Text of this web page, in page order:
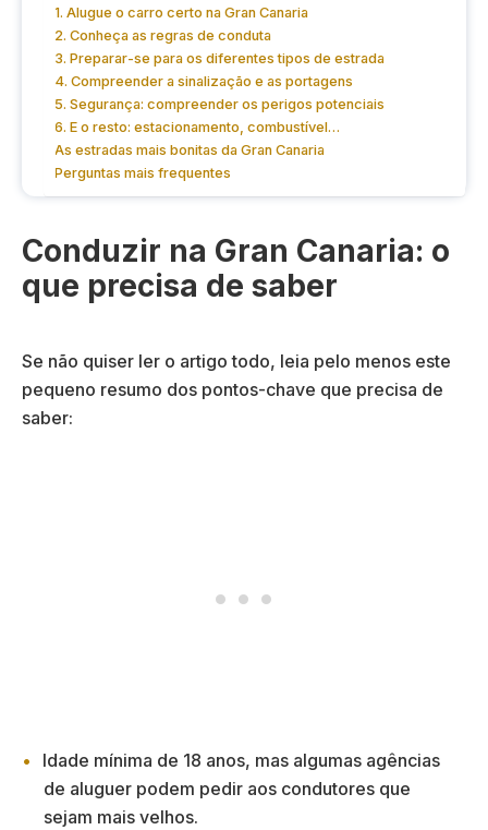
1. Alugue o carro certo na Gran Canaria
2. Conheça as regras de conduta
3. Preparar-se para os diferentes tipos de estrada
4. Compreender a sinalização e as portagens
5. Segurança: compreender os perigos potenciais
6. E o resto: estacionamento, combustível…
As estradas mais bonitas da Gran Canaria
Perguntas mais frequentes
Conduzir na Gran Canaria: o
que precisa de saber
Se não quiser ler o artigo todo, leia pelo menos este
pequeno resumo dos pontos-chave que precisa de
saber:
Idade mínima de 18 anos, mas algumas agências
de aluguer podem pedir aos condutores que
sejam mais velhos.